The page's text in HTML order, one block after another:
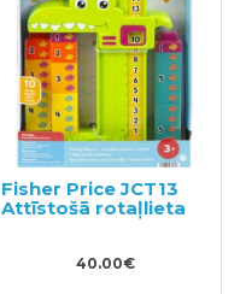
Fisher Price JCT13
Attīstošā rotaļlieta
40.00€